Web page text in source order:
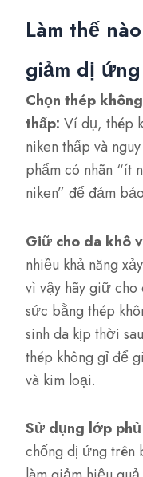
Làm thế
giảm dị
Chọn thép
thấp:Ví dụ, thép
niken thấp và
phẩm có nhãn “ít
niken” để đảm
Giữ cho da khô
nhiều khả năng
vì vậy hãy giữ cho
sức bằng thép
sinh da kịp thời
thép không gỉ để
và kim loại.
Sử dụng lớp
chống dị ứng trên